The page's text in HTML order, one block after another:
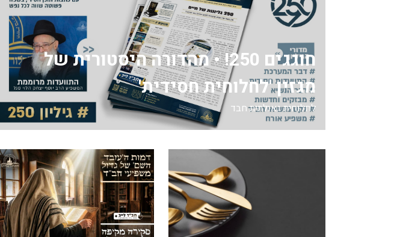
חוגגים 250! • מהדורה היסטורית של
מגזין 'לחלוחית חסידית'
לחלוחית גאולתית חבד